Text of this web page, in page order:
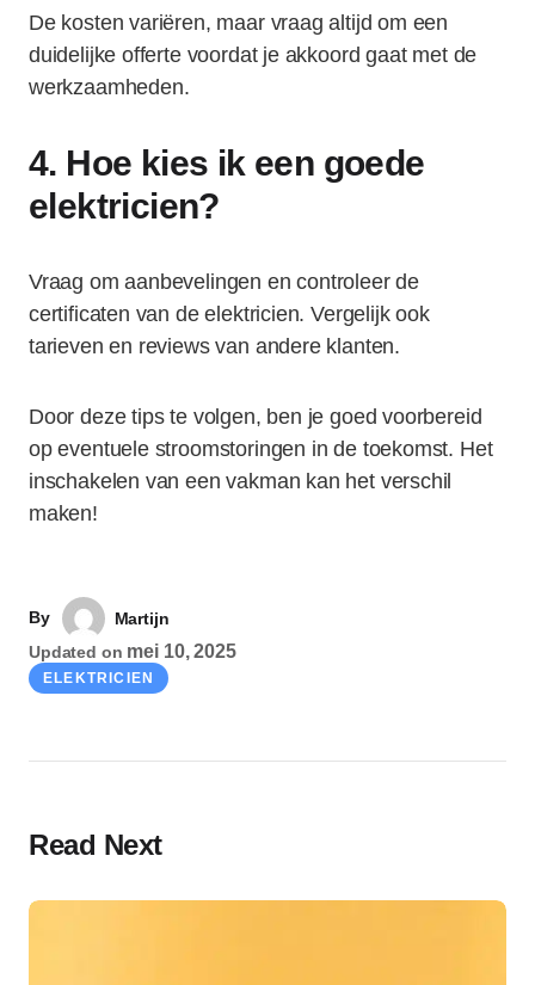
De kosten variëren, maar vraag altijd om een
duidelijke offerte voordat je akkoord gaat met de
werkzaamheden.
4. Hoe kies ik een goede
elektricien?
Vraag om aanbevelingen en controleer de
certificaten van de elektricien. Vergelijk ook
tarieven en reviews van andere klanten.
Door deze tips te volgen, ben je goed voorbereid
op eventuele stroomstoringen in de toekomst. Het
inschakelen van een vakman kan het verschil
maken!
By
Martijn
Updated on mei 10, 2025
ELEKTRICIEN
Read Next